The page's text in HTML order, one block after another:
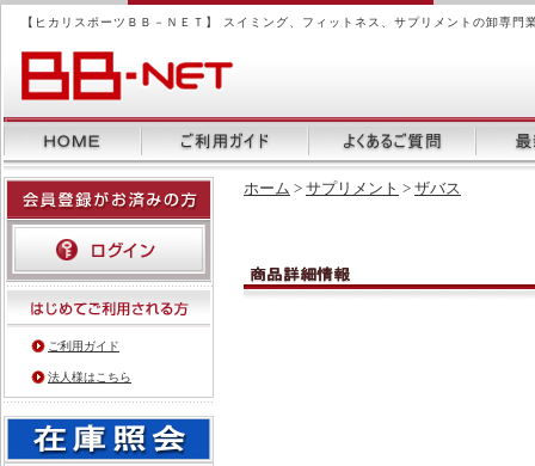
【ヒカリスポーツＢＢ－ＮＥＴ】 スイミング、フィットネス、サプリメントの卸専門
ご利用ガイド
法人様はこちら
ホーム > サプリメント > ザバス